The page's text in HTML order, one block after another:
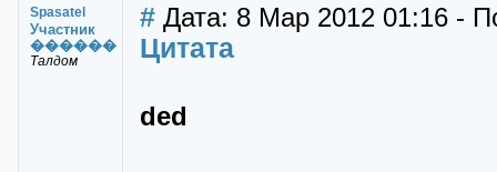
Spasatel
Участник
������
Талдом
# Дата: 8 Мар 2012 01:16 -
Цитата
ded